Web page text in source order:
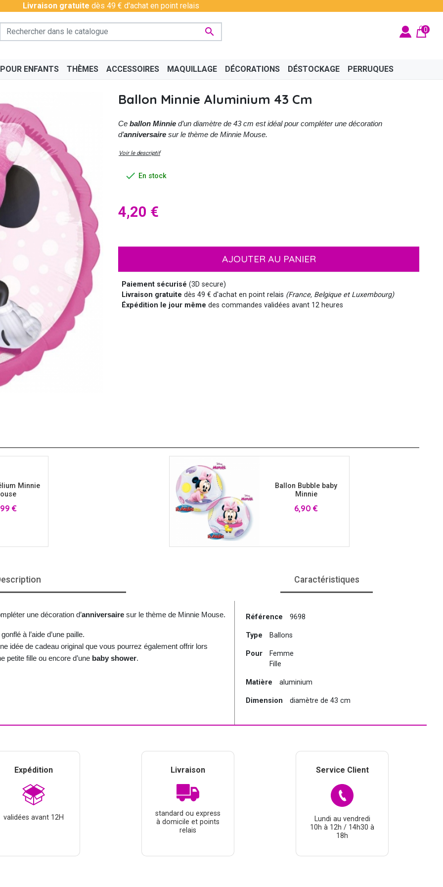
Livraison gratuite dès 49 € d'achat en point relais
 0
CHINOIS DISCO & CHARLESTON
SUPER-HÉROS ET...
ENFANTS THÈMES
BAVAROIS
MANGA
ACCESSOIRES
BAS - COLLANTS BOAS
MAQUILLAGE DÉCORATIONS DÉSTOCKAGE PERRUQUES
Ballon Minnie Aluminium 43 Cm
Ce ballon Minnie d’un diamètre de 43 cm est idéal pour compléter une décoration
d’anniversaire sur le thème de Minnie Mouse.
Voir le descriptif
 En stock
4,20 €
AJOUTER AU PANIER
Paiement sécurisé (3D secure)
Livraison gratuite dès 49 € d'achat en point relais (France, Belgique et Luxembourg)
Éxpédition le jour même des commandes validées avant 12 heures
Minnie
€
Ballon Bubble baby
Minnie
Prix
6,90 €
une décoration d’anniversaire sur le thème de Minnie Mouse.
à l’aide d’une paille.
idée de cadeau original que vous pourrez également offrir lors
petite fille ou encore d’une baby shower.
Caractéristiques
Référence 9698
Type Ballons
Pour
Femme
Fille
Matière aluminium
Dimension diamètre de 43 cm
Expédition
validées avant 12H
Livraison
standard ou express
à domicile et points
relais
Service Client
Lundi au vendredi
10h à 12h / 14h30 à
18h